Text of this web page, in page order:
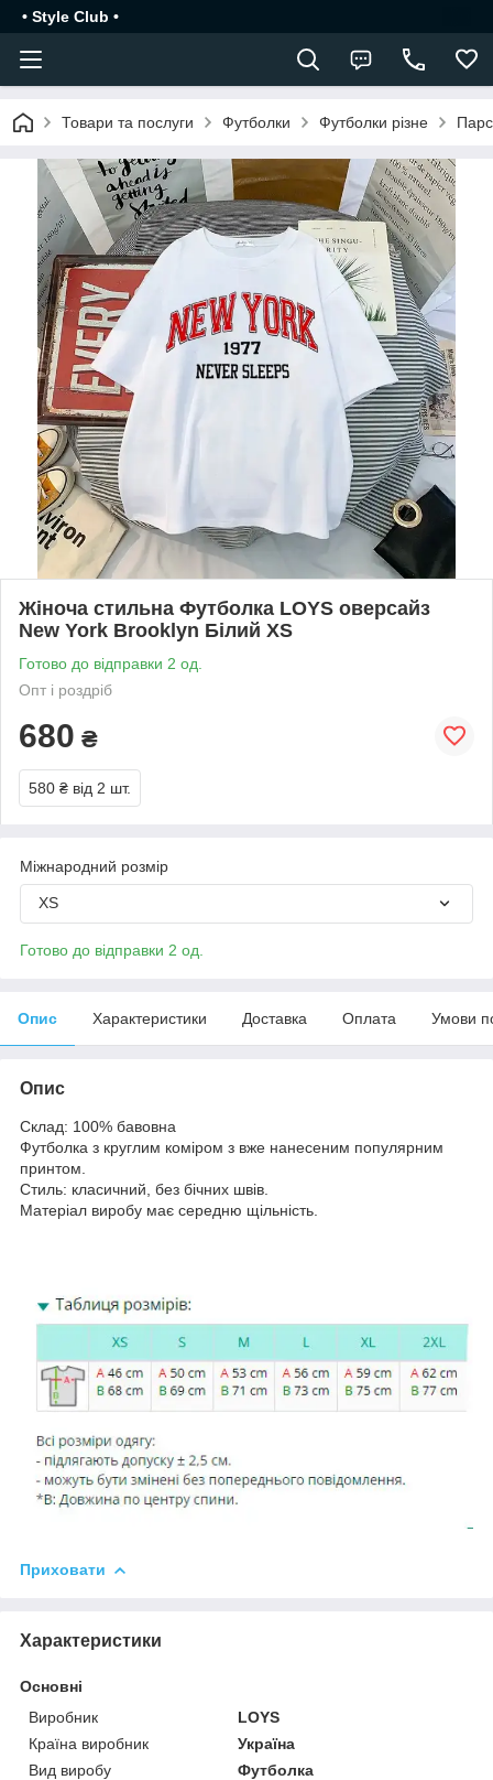
• Style Club •
Товари та послуги Футболки Футболки різне
Жіноча стильна Футболка LOYS оверсайз
New York Brooklyn Білий XS
Готово до відправки 2 од.
Опт і роздріб
680 ₴
580 ₴ від 2 шт.
Міжнародний розмір
XS
Готово до відправки 2 од.
Опис Характеристики Доставка Оплата Умови
Опис
Склад: 100% бавовна
Футболка з круглим коміром з вже нанесеним популярним
принтом.
Стиль: класичний, без бічних швів.
Матеріал виробу має середню щільність.
Приховати
Характеристики
Основні
Виробник
LOYS
Країна виробник
Україна
Вид виробу
Футболка